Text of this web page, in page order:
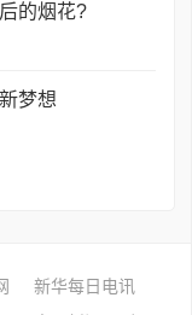
的烟花?
梦想
新华每日电讯